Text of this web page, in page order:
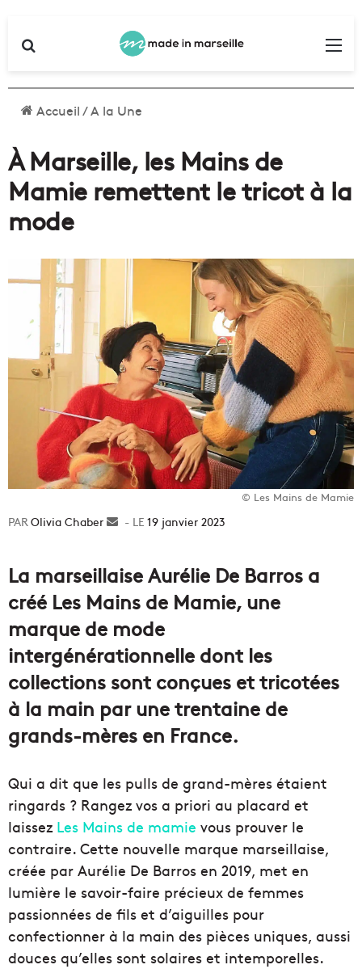
Accueil/A la Une
À Marseille, les Mains de
Mamie remettent le tricot à la
mode
© Les Mains de Mamie
Olivia Chaber
Envoyer19 janvier 2023
La marseillaise Aurélie De Barros a
créé Les Mains de Mamie, une
marque de mode
intergénérationnelle dont les
collections sont conçues et tricotées
à la main par une trentaine de
grands-mères en France.
Qui a dit que les pulls de grand-mères étaient
ringards ? Rangez vos a priori au placard et
laissez Les Mains de mamie vous prouver le
contraire. Cette nouvelle marque marseillaise,
créée par Aurélie De Barros en 2019, met en
lumière le savoir-faire précieux de femmes
passionnées de fils et d’aiguilles pour
confectionner à la main des pièces uniques, aussi
douces qu’elles sont solaires et intemporelles.